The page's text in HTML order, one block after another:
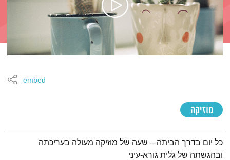
מוזיקה
embed
תמצית הפודקאסט
כל יום בדרך הביתה – שעה של מוזיקה מעולה בעריכתה
ובהגשתה של גלית גורא-עיני